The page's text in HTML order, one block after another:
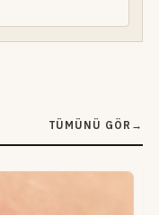
TÜMÜNÜ GÖR →